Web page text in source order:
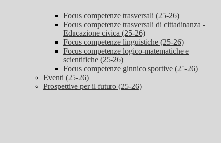
Focus competenze trasversali (25-26)
Focus competenze trasversali di cittadinanza -
Educazione civica (25-26)
Focus competenze linguistiche (25-26)
Focus competenze logico-matematiche e
scientifiche (25-26)
Focus competenze ginnico sportive (25-26)
Eventi (25-26)
Prospettive per il futuro (25-26)